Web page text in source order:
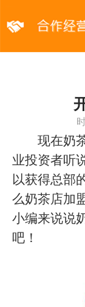
现在奶茶
业投资者听
以获得总部
么奶茶店加
小编来说说
吧！